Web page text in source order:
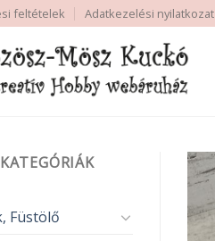
feltételek Adatkezelési nyilatkozat
Füstölő